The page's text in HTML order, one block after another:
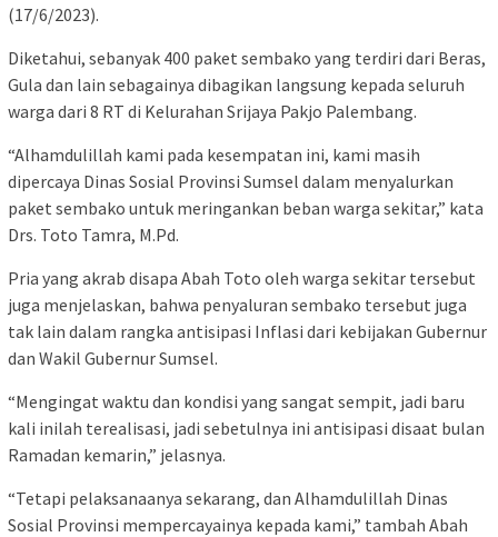
(17/6/2023).
Diketahui, sebanyak 400 paket sembako yang terdiri dari Beras,
Gula dan lain sebagainya dibagikan langsung kepada seluruh
warga dari 8 RT di Kelurahan Srijaya Pakjo Palembang.
“Alhamdulillah kami pada kesempatan ini, kami masih
dipercaya Dinas Sosial Provinsi Sumsel dalam menyalurkan
paket sembako untuk meringankan beban warga sekitar,” kata
Drs. Toto Tamra, M.Pd.
Pria yang akrab disapa Abah Toto oleh warga sekitar tersebut
juga menjelaskan, bahwa penyaluran sembako tersebut juga
tak lain dalam rangka antisipasi Inflasi dari kebijakan Gubernur
dan Wakil Gubernur Sumsel.
“Mengingat waktu dan kondisi yang sangat sempit, jadi baru
kali inilah terealisasi, jadi sebetulnya ini antisipasi disaat bulan
Ramadan kemarin,” jelasnya.
“Tetapi pelaksanaanya sekarang, dan Alhamdulillah Dinas
Sosial Provinsi mempercayainya kepada kami,” tambah Abah